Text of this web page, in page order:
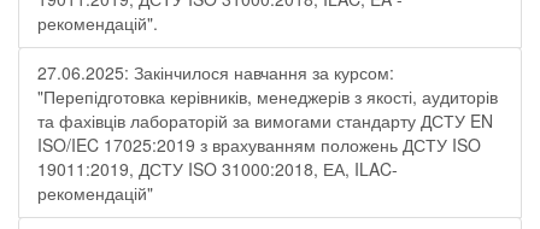
рекомендацій".
27.06.2025: Закінчилося навчання за курсом:
"Перепідготовка керівників, менеджерів з якості, аудиторів
та фахівців лабораторій за вимогами стандарту ДСТУ EN
ISO/IEC 17025:2019 з врахуванням положень ДСТУ ISO
19011:2019, ДСТУ ISO 31000:2018, ЕА, ILAC-
рекомендацій"